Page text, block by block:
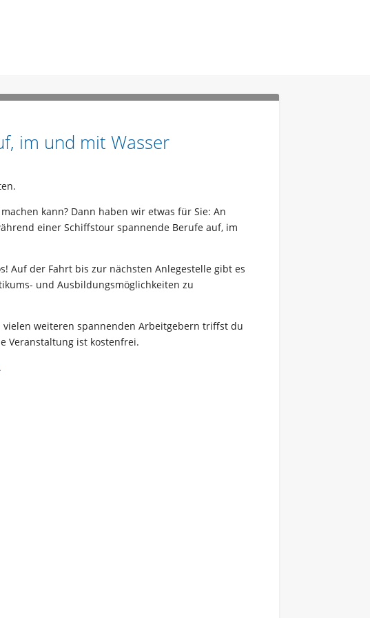
im und mit Wasser
kann? Dann haben wir etwas für Sie: An
einer Schiffstour spannende Berufe auf, im
Auf der Fahrt bis zur nächsten Anlegestelle gibt es
und Ausbildungsmöglichkeiten zu
weiteren spannenden Arbeitgebern triffst du
Veranstaltung ist kostenfrei.
.